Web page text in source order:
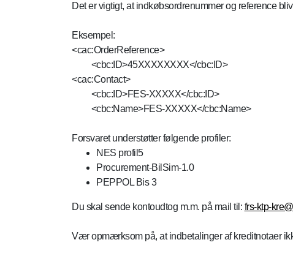
Det er vigtigt, at indkøbsordrenummer og reference
Eksempel:
<cac:OrderReference>
<cbc:ID>45XXXXXXXX</cbc:ID>
<cac:Contact>
<cbc:ID>FES-XXXXX</cbc:ID>
<cbc:Name>FES-XXXXX</cbc:Name>
Forsvaret understøtter følgende profiler:
NES profil5
Procurement-BilSim-1.0
PEPPOL Bis 3
Du skal sende kontoudtog m.m. på mail til: frs-ktp-
Vær opmærksom på, at indbetalinger af kreditnotaer